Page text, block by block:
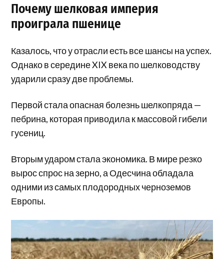
Почему шелковая империя
проиграла пшенице
Казалось, что у отрасли есть все шансы на успех.
Однако в середине XIX века по шелководству
ударили сразу две проблемы.
Первой стала опасная болезнь шелкопряда —
пебрина, которая приводила к массовой гибели
гусениц.
Вторым ударом стала экономика. В мире резко
вырос спрос на зерно, а Одесчина обладала
одними из самых плодородных черноземов
Европы.